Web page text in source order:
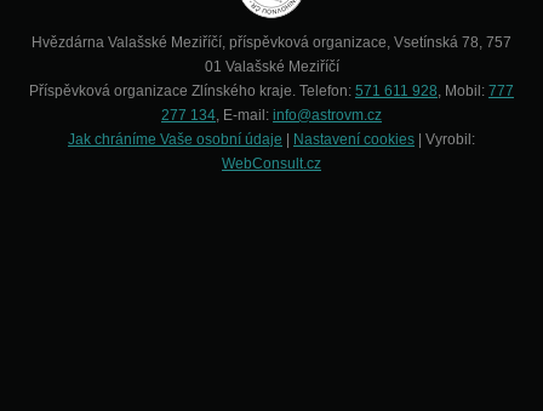
Hvězdárna Valašské Meziříčí, příspěvková organizace, Vsetínská 78, 757
01 Valašské Meziříčí
Příspěvková organizace Zlínského kraje. Telefon: 571 611 928, Mobil: 777
277 134, E-mail: info@astrovm.cz
Jak chráníme Vaše osobní údaje
Nastavení cookies | Vyrobil:
WebConsult.cz